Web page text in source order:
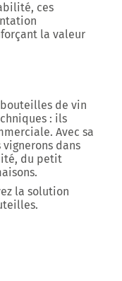
ces
la valeur
de vin
: ils
Avec sa
vignerons dans
du petit
la solution